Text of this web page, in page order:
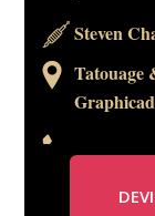
Steven
Tatouage